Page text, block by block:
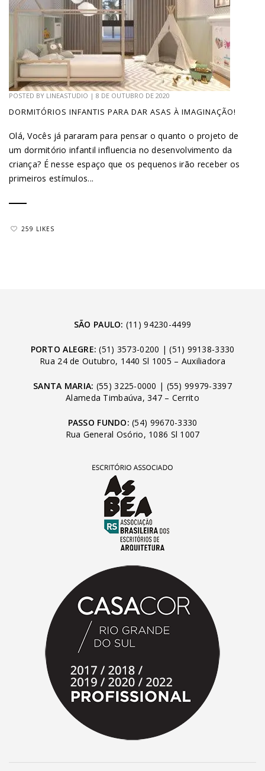
POSTED BY LINEASTUDIO | 8 DE OUTUBRO DE 2020
DORMITÓRIOS INFANTIS PARA DAR ASAS À IMAGINAÇÃO!
Olá, Vocês já pararam para pensar o quanto o projeto de
um dormitório infantil influencia no desenvolvimento da
criança? É nesse espaço que os pequenos irão receber os
primeiros estímulos...
259 LIKES
SÃO PAULO: (11) 94230-4499
PORTO ALEGRE: (51) 3573-0200 |(51) 99138-3330
Rua 24 de Outubro, 1440 Sl 1005 – Auxiliadora
SANTA MARIA: (55) 3225-0000 | (55) 99979-3397
Alameda Timbaúva, 347 – Cerrito
PASSO FUNDO: (54) 99670-3330
Rua General Osório, 1086 Sl 1007